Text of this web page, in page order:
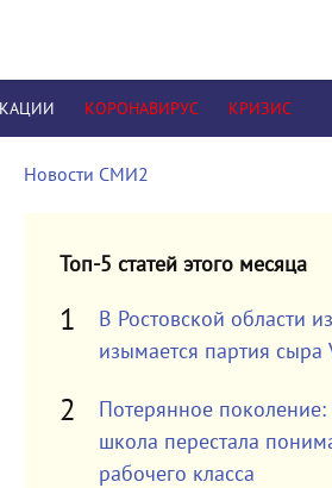
КОРОНАВИРУС КРИЗИС
Новости СМИ2
Топ-5 статей этого месяца
В Ростовской области
изымается партия сыра
Потерянное поколение:
школа перестала
рабочего класса